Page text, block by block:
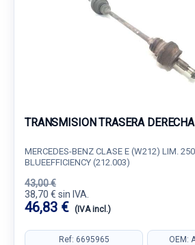
TRANSMISION TRASERA
MERCEDES-BENZ CLASE E (W212) LIM.
BLUEEFFICIENCY (212.003)
43,00 €
38,70 € sin IVA.
46,83 € (IVA incl.)
Ref: 6695965 OEM: